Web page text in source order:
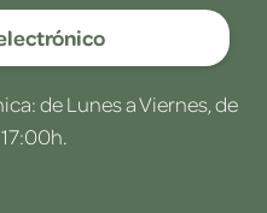
de Lunes a Viernes, de